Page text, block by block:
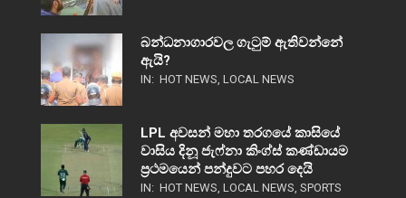
බන්ධනාගාරවල ගැටුම් ඇතිවන්නේ
ඇයි?
IN: HOT NEWS, LOCAL NEWS
LPL අවසන් මහා තරගයේ කාසියේ
වාසිය දිනූ ජැෆ්නා කිංග්ස් කණ්ඩායම
ප්‍රථමයෙන් පන්දුවට පහර දෙයි
IN: HOT NEWS, LOCAL NEWS, SPORTS